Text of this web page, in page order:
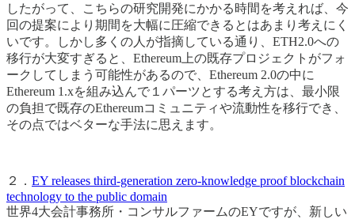
したがって、こちらの研究開発にかかる時間を考えれば、今
回の提案により期間を大幅に圧縮できるとはあまり考えにく
いです。しかし多くの人が指摘している通り、ETH2.0への
移行が大変すぎると、Ethereum上の既存プロジェクトがフォ
ークしてしまう可能性があるので、Ethereum 2.0の中に
Ethereum 1.xを組み込んで１パーツとする考え方は、最小限
の負担で既存のEthereumコミュニティや流動性を移行でき、
その点ではベターな手法に思えます。
２． EY releases third-generation zero-knowledge proof blockchain
technology to the public domain
世界4大会計事務所・コンサルファームのEYですが、新しい